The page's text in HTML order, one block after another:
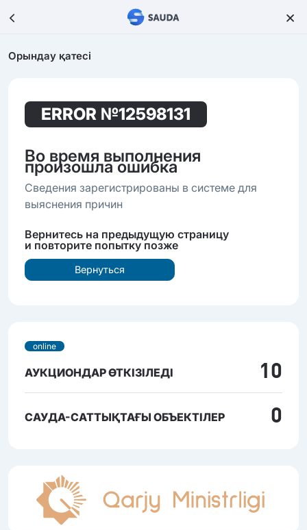
Орындау қатесі
ERROR №12598131
Во время выполнения
произошла ошибка
Сведения зарегистрированы в системе для
выяснения причин
Вернитесь на предыдущую страницу
и повторите попытку позже
Вернуться
online
АУКЦИОНДАР ӨТКІЗІЛЕДІ 10
САУДА-САТТЫҚТАҒЫ ОБЪЕКТІЛЕР 0